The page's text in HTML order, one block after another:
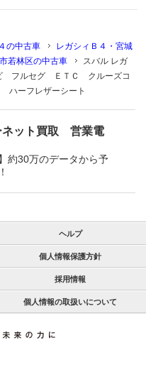
の中古車
レガシィＢ４・宮城
若林区の中古車
スバル レガ
フルセグ ＥＴＣ クルーズコ
ーフレザーシート
ネット買取 営業電
約30万のデータから予
ヘルプ
個人情報保護方針
採用情報
個人情報の取扱いについて